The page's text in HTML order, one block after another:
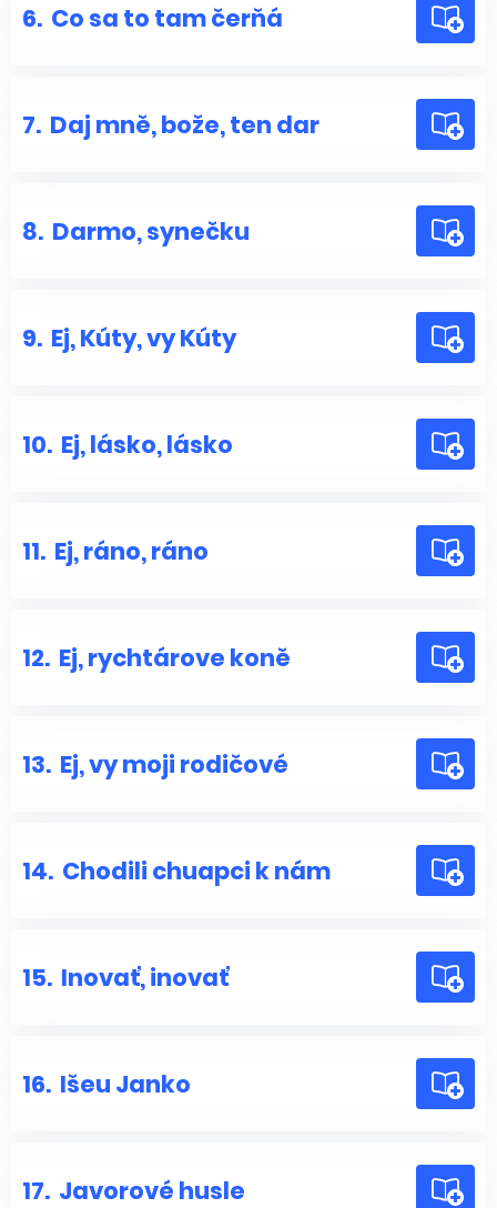
6. Co sa to tam čerňá
7. Daj mně, bože, ten dar
8. Darmo, synečku
9. Ej, Kúty, vy Kúty
10. Ej, lásko, lásko
11. Ej, ráno, ráno
12. Ej, rychtárove koně
13. Ej, vy moji rodičové
14. Chodili chuapci k nám
15. Inovať, inovať
16. Išeu Janko
17. Javorové husle